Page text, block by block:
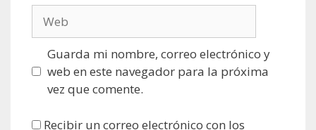
Guarda mi nombre, correo electrónico y
web en este navegador para la próxima
vez que comente.
Recibir un correo electrónico con los